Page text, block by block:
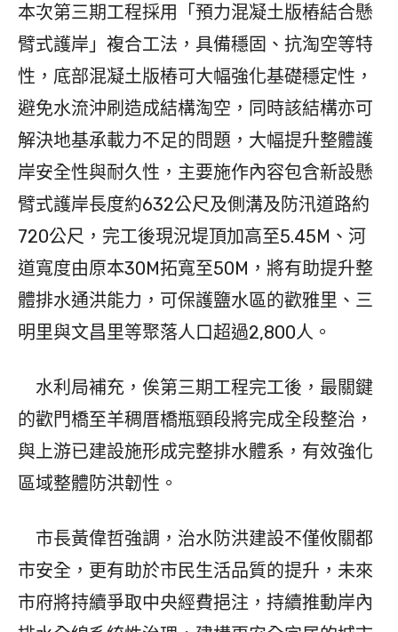
本次第三期工程採用「預力混凝土版樁結合懸
臂式護岸」複合工法，具備穩固、抗淘空等特
性，底部混凝土版樁可大幅強化基礎穩定性，
避免水流沖刷造成結構淘空，同時該結構亦可
解決地基承載力不足的問題，大幅提升整體護
岸安全性與耐久性，主要施作內容包含新設懸
臂式護岸長度約632公尺及側溝及防汛道路約
720公尺，完工後現況堤頂加高至5.45M、河
道寬度由原本30M拓寬至50M，將有助提升整
體排水通洪能力，可保護鹽水區的歡雅里、三
明里與文昌里等聚落人口超過2,800人。
水利局補充，俟第三期工程完工後，最關鍵
的歡門橋至羊稠厝橋瓶頸段將完成全段整治，
與上游已建設施形成完整排水體系，有效強化
區域整體防洪韌性。
市長黃偉哲強調，治水防洪建設不僅攸關都
市安全，更有助於市民生活品質的提升，未來
市府將持續爭取中央經費挹注，持續推動岸內